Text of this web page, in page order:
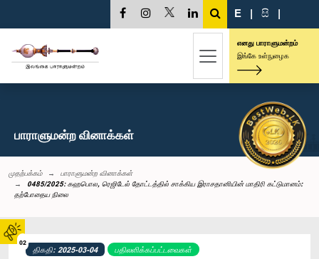
02
E | සි |
எனது பாராளுமன்றம்
இங்கே உள்நுழைக
பாராளுமன்ற வினாக்கள்
முதற்பக்கம்
பாராளுமன்ற வினாக்கள்
0485/2025: கஹபொல, ரெஜிடேல் தோட்டத்தில் சாக்கிய இராசதானியின் மாதிரி கட்டுமானம்:
தற்போதைய நிலை
திகதி: 2025-03-04 பதிலளிக்கப்பட்டவைகள்